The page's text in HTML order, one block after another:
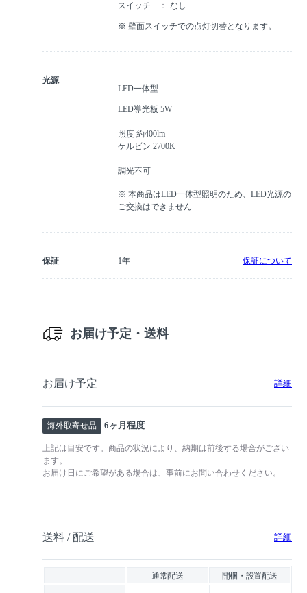
スイッチ なし
※ 壁面スイッチでの点灯切替となります。
光源
LED一体型
LED導光板 5W
照度 約400lm
ケルビン 2700K
調光不可
※ 本商品はLED一体型照明のため、LED光源の
ご交換はできません
保証 1年 保証について
お届け予定・送料
お届け予定 詳細
海外取寄せ品 6ヶ月程度
上記は目安です。商品の状況により、納期は前後する場合がござい
ます。
お届け日にご希望がある場合は、事前にお問い合わせください。
送料 / 配送 詳細
通常配送 開梱・設置配送